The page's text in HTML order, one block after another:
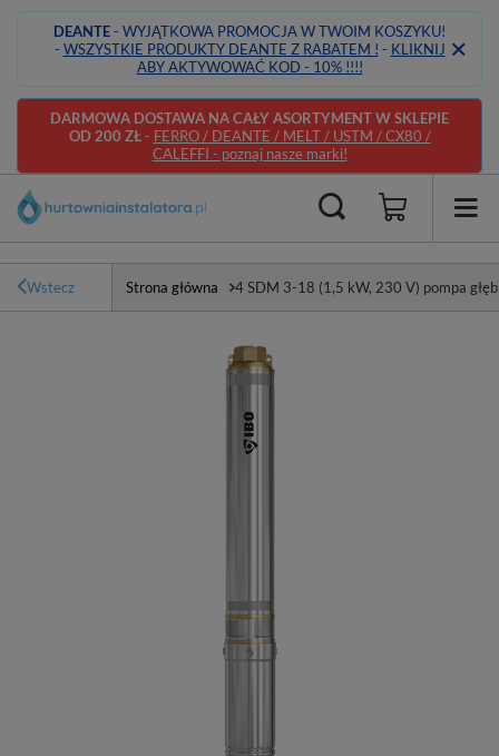
DEANTE- WYJĄTKOWA PROMOCJA W TWOIM KOSZYKU!
- WSZYSTKIE PRODUKTY DEANTE Z RABATEM ! - KLIKNIJ
ABY AKTYWOWAĆ KOD - 10% !!!!
DARMOWA DOSTAWA NA CAŁY ASORTYMENT W SKLEPIE
OD 200 ZŁ- FERRO / DEANTE / MELT / USTM / CX80 /
CALEFFI - poznaj nasze marki!
Wstecz Strona główna 4 SDM 3-18 (1,5 kW, 230 V) pompa